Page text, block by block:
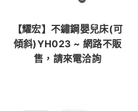
【耀宏】不鏽鋼嬰兒床(可
傾斜)YH023 ~ 網路不販
售，請來電洽詢